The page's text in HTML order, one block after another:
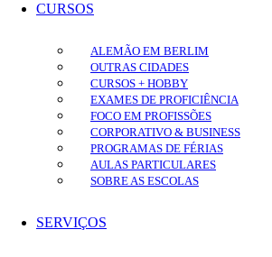
CURSOS
ALEMÃO EM BERLIM
OUTRAS CIDADES
CURSOS + HOBBY
EXAMES DE PROFICIÊNCIA
FOCO EM PROFISSÕES
CORPORATIVO & BUSINESS
PROGRAMAS DE FÉRIAS
AULAS PARTICULARES
SOBRE AS ESCOLAS
SERVIÇOS